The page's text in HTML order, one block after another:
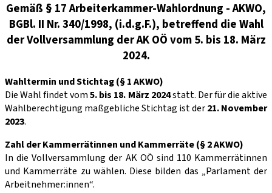
Gemäß § 17 Arbeiterkammer-Wahlordnung - AKWO,
BGBl. II Nr. 340/1998, (i.d.g.F.), betreffend die Wahl
der Vollversammlung der AK OÖ vom 5. bis 18. März
2024.
Wahltermin und Stichtag (§ 1 AKWO)
Die Wahl findet vom5. bis 18. März 2024statt. Der für die aktive
Wahlberechtigung maßgebliche Stichtag ist der21. November
2023.
Zahl der Kammerrätinnen und Kammerräte (§ 2 AKWO)
In die Vollversammlung der AK OÖ sind 110 Kammerrätinnen
und Kammerräte zu wählen. Diese bilden das „Parlament der
Arbeitnehmer:innen“.